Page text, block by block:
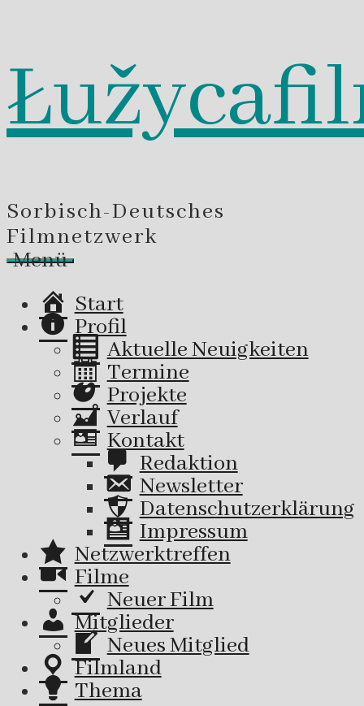
Zum
Inhalt
springen
Sorbisch-Deutsches
Filmnetzwerk
Menü
Start
Profil
Aktuelle Neuigkeiten
Termine
Projekte
Verlauf
Kontakt
Redaktion
Newsletter
Datenschutzerklärung
Impressum
Netzwerktreffen
Filme
Neuer Film
Mitglieder
Neues Mitglied
Filmland
Thema